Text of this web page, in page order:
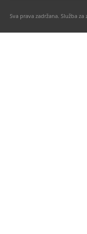
Sva prava zadržana. Služba